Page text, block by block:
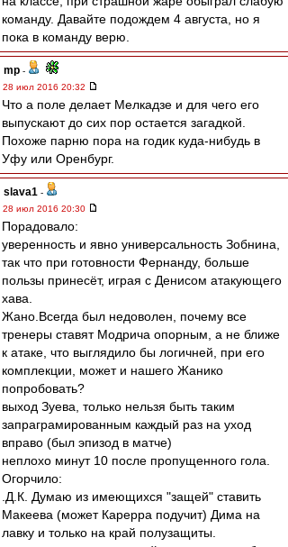
команду. Давайте подождем 4 августа, но я
пока в команду верю.
mp -
28 июл 2016 20:32
Что а поле делает Мелкадзе и для чего его
выпускают до сих пор остается загадкой.
Похоже парню пора на годик куда-нибудь в
Уфу или Оренбург.
slava1 -
28 июл 2016 20:30
Порадовало:
уверенность и явно универсальность Зобнина,
так что при готовности Фернанду, больше
пользы принесёт, играя с Денисом атакующего
хава.
Жано.Всегда был недоволен, почему все
тренеры ставят Модрича опорным, а не ближе
к атаке, что выглядило бы логичней, при его
комплекции, может и нашего Жанико
попробовать?
выход Зуева, только нельзя быть таким
запраграмированным каждый раз на уход
вправо (был эпизод в матче)
неплохо минут 10 после пропущенного гола.
Огорчило:
.Д.К. Думаю из имеющихся "защей" ставить
Макеева (может Карерра подучит) Дима на
лавку и только на край полузащиты.